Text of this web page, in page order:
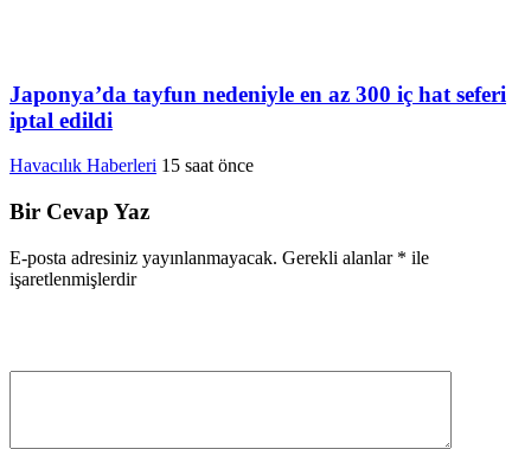
Japonya’da tayfun nedeniyle en az 300 iç hat seferi
iptal edildi
Havacılık Haberleri 15 saat önce
Bir Cevap Yaz
E-posta adresiniz yayınlanmayacak. Gerekli alanlar * ile
işaretlenmişlerdir